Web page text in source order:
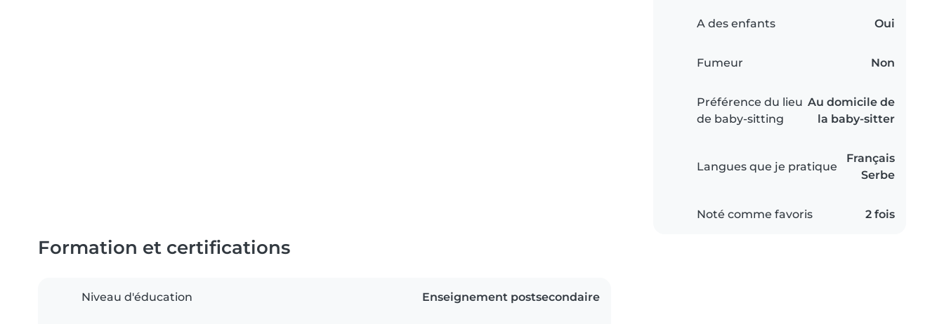
A des enfants Oui
Fumeur Non
Préférence du lieu
de baby-sitting
Au domicile de
la baby-sitter
Langues que je pratique
Français
Serbe
Noté comme favoris 2 fois
Formation et certifications
Niveau d'éducation Enseignement postsecondaire